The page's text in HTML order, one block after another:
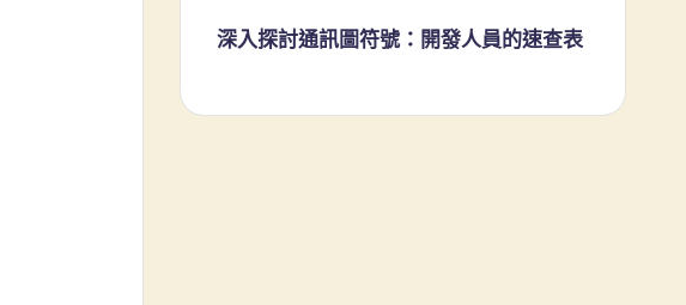
深入探討通訊圖符號：開發人員的速查表